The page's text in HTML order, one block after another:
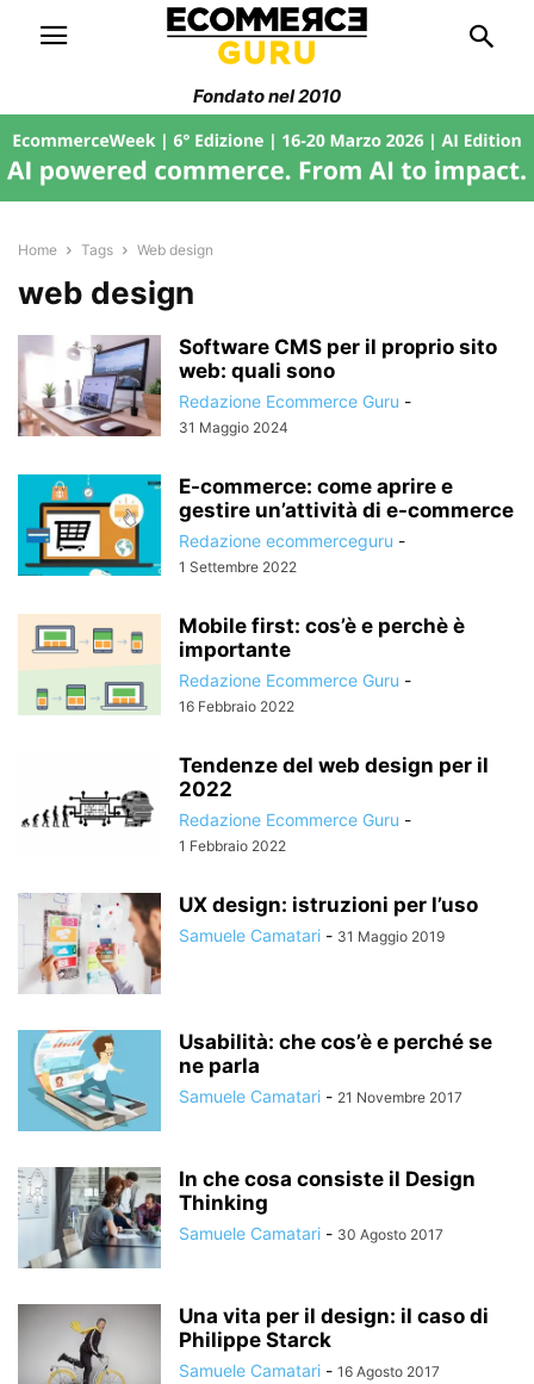
Fondato nel 2010
Home Tags Web design
web design
Software CMS per il proprio sito
web: quali sono
Redazione Ecommerce Guru -
31 Maggio 2024
E-commerce: come aprire e
gestire un’attività di e-commerce
Redazione ecommerceguru -
1 Settembre 2022
Mobile first: cos’è e perchè è
importante
Redazione Ecommerce Guru -
16 Febbraio 2022
Tendenze del web design per il
2022
Redazione Ecommerce Guru -
1 Febbraio 2022
UX design: istruzioni per l’uso
Samuele Camatari - 31 Maggio 2019
Usabilità: che cos’è e perché se
ne parla
Samuele Camatari - 21 Novembre 2017
In che cosa consiste il Design
Thinking
Samuele Camatari - 30 Agosto 2017
Una vita per il design: il caso di
Philippe Starck
Samuele Camatari - 16 Agosto 2017